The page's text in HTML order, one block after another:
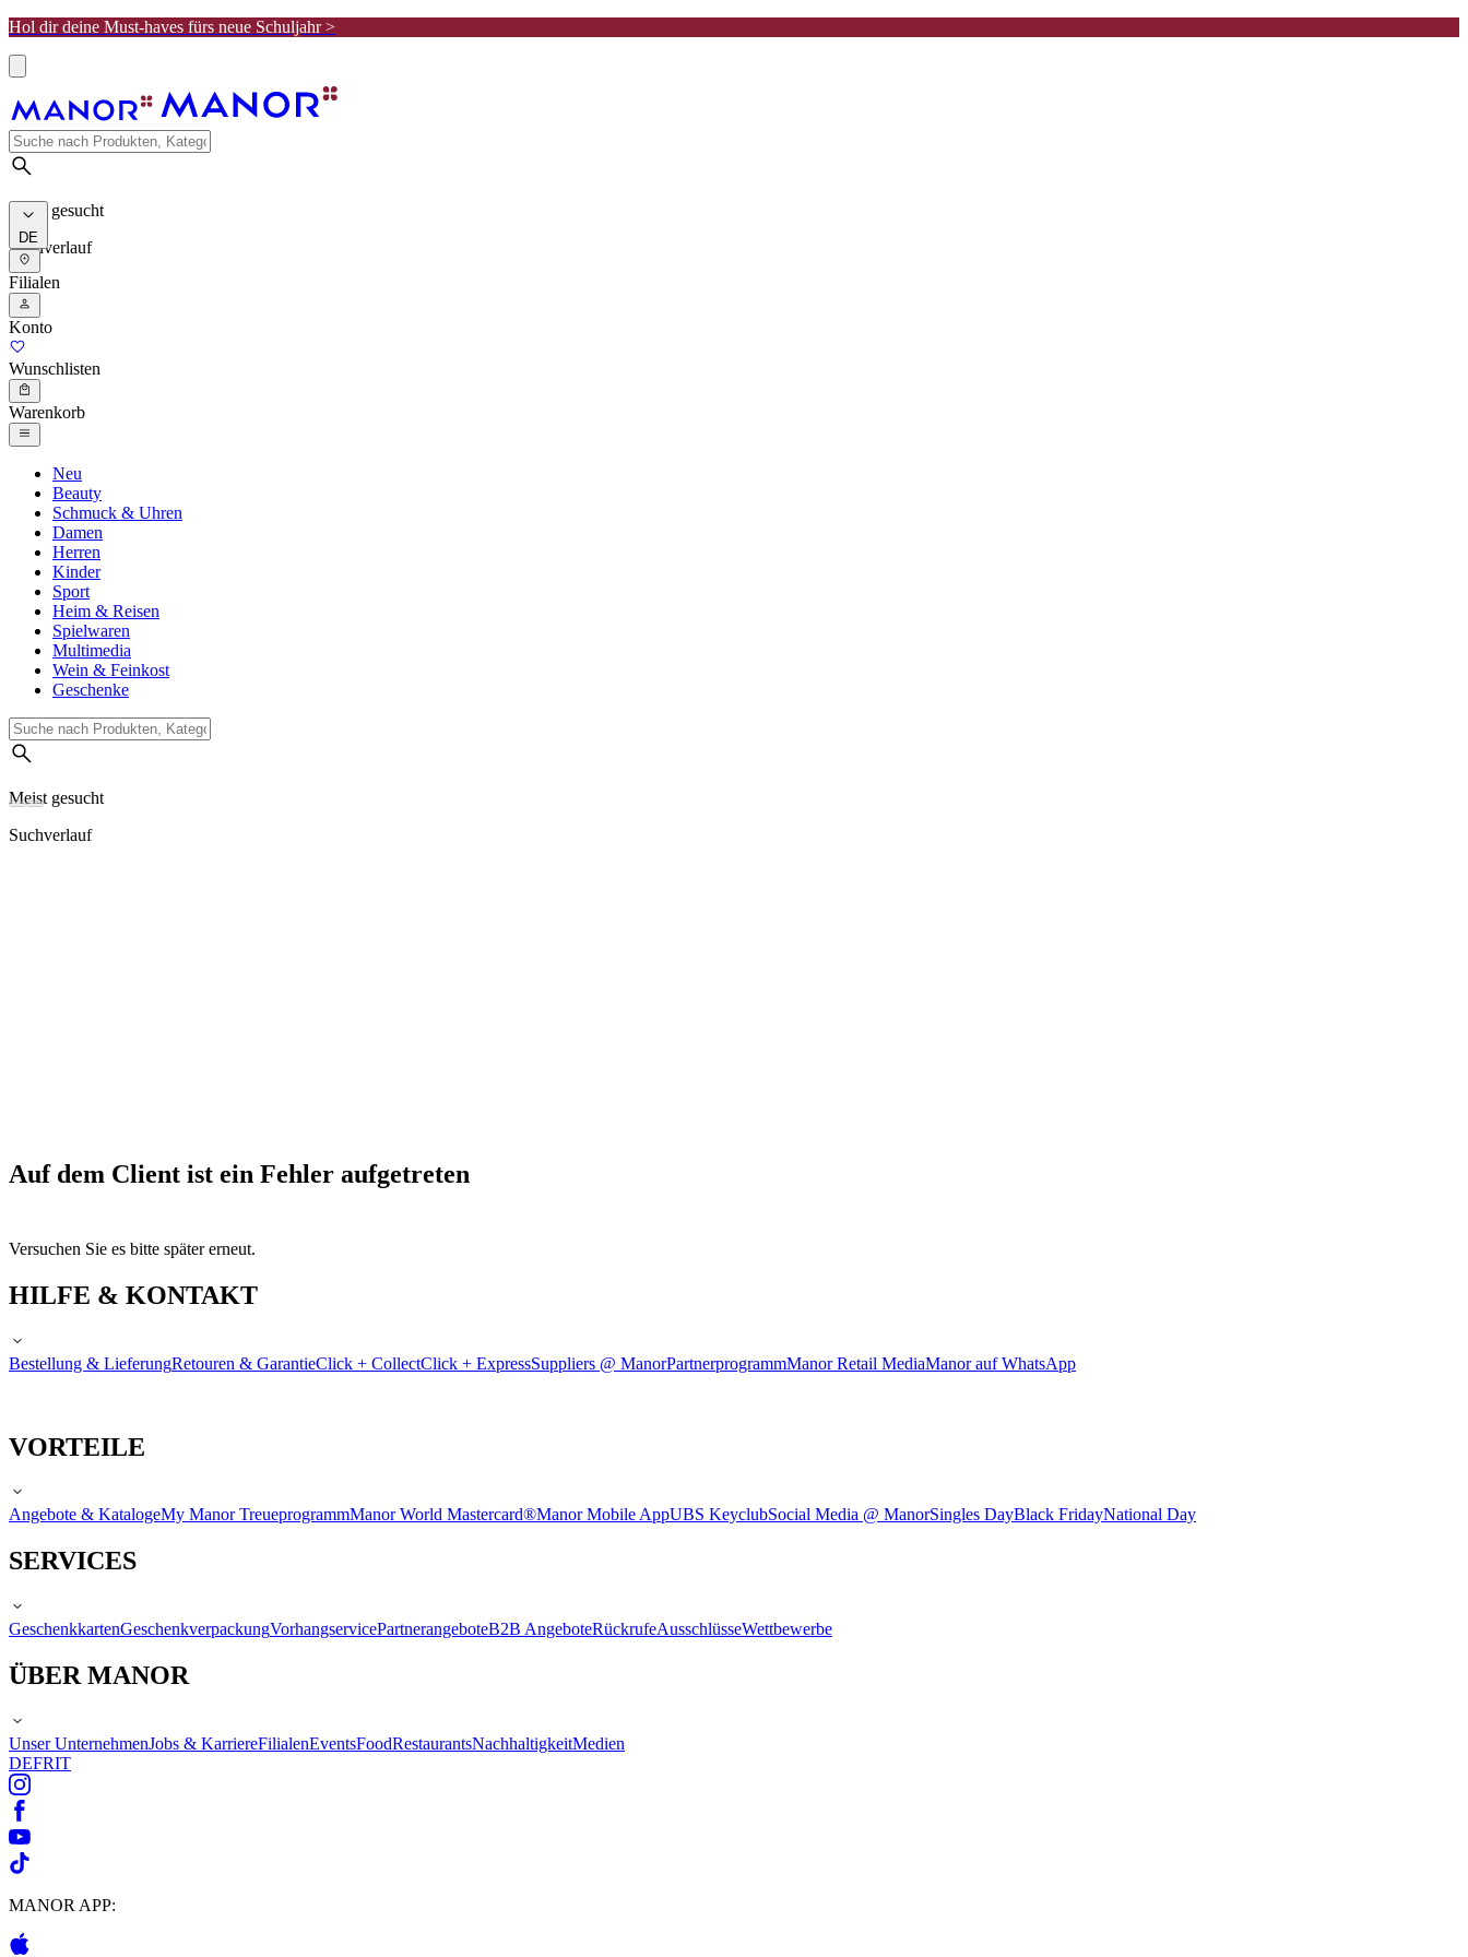
Hol dir deine Must-haves fürs neue Schuljahr >
Meist gesucht
Suchverlauf
DE
Filialen
Konto
Wunschlisten
Warenkorb
Neu
Beauty
Schmuck & Uhren
Damen
Herren
Kinder
Sport
Heim & Reisen
Spielwaren
Multimedia
Wein & Feinkost
Geschenke
Meist gesucht
Suchverlauf
Auf dem Client ist ein Fehler aufgetreten
Versuchen Sie es bitte später erneut.
HILFE & KONTAKT
Bestellung & LieferungRetouren & GarantieClick + CollectClick + ExpressSuppliers @ ManorPartnerprogrammManor Retail MediaManor auf WhatsApp
VORTEILE
Angebote & KatalogeMy Manor TreueprogrammManor World Mastercard®Manor Mobile AppUBS KeyclubSocial Media @ ManorSingles DayBlack FridayNational Day
SERVICES
GeschenkkartenGeschenkverpackungVorhangservicePartnerangeboteB2B AngeboteRückrufeAusschlüsseWettbewerbe
ÜBER MANOR
Unser UnternehmenJobs & KarriereFilialenEventsFoodRestaurantsNachhaltigkeitMedien
DEFRIT
MANOR APP: